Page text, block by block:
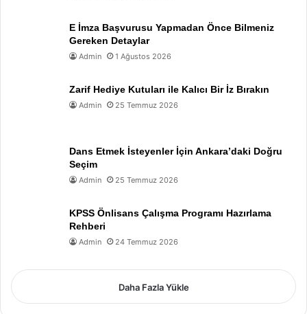
E İmza Başvurusu Yapmadan Önce Bilmeniz
Gereken Detaylar
Admin 1 Ağustos 2026
Zarif Hediye Kutuları ile Kalıcı Bir İz Bırakın
Admin 25 Temmuz 2026
Dans Etmek İsteyenler İçin Ankara’daki Doğru
Seçim
Admin 25 Temmuz 2026
KPSS Önlisans Çalışma Programı Hazırlama
Rehberi
Admin 24 Temmuz 2026
Daha Fazla Yükle